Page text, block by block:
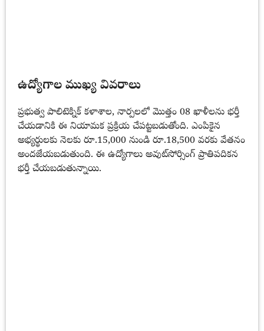
ఉద్యోగాల ముఖ్య వివరాలు
ప్రభుత్వ పాలిటెక్నిక్ కళాశాల, నార్పలలో మొత్తం 08 ఖాళీలను భర్తీ
చేయడానికి ఈ నియామక ప్రక్రియ చేపట్టబడుతోంది. ఎంపికైన
అభ్యర్థులకు నెలకు రూ.15,000 నుండి రూ.18,500 వరకు వేతనం
అందజేయబడుతుంది. ఈ ఉద్యోగాలు అవుట్‌సోర్సింగ్ ప్రాతిపదికన
భర్తీ చేయబడుతున్నాయి.